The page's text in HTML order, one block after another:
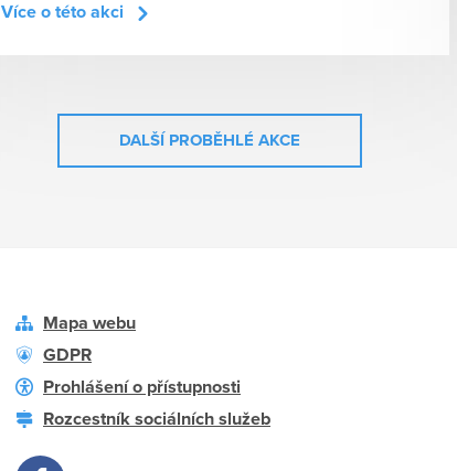
Více o této akci
DALŠÍ PROBĚHLÉ AKCE
Mapa webu
GDPR
Prohlášení o přístupnosti
Rozcestník sociálních služeb